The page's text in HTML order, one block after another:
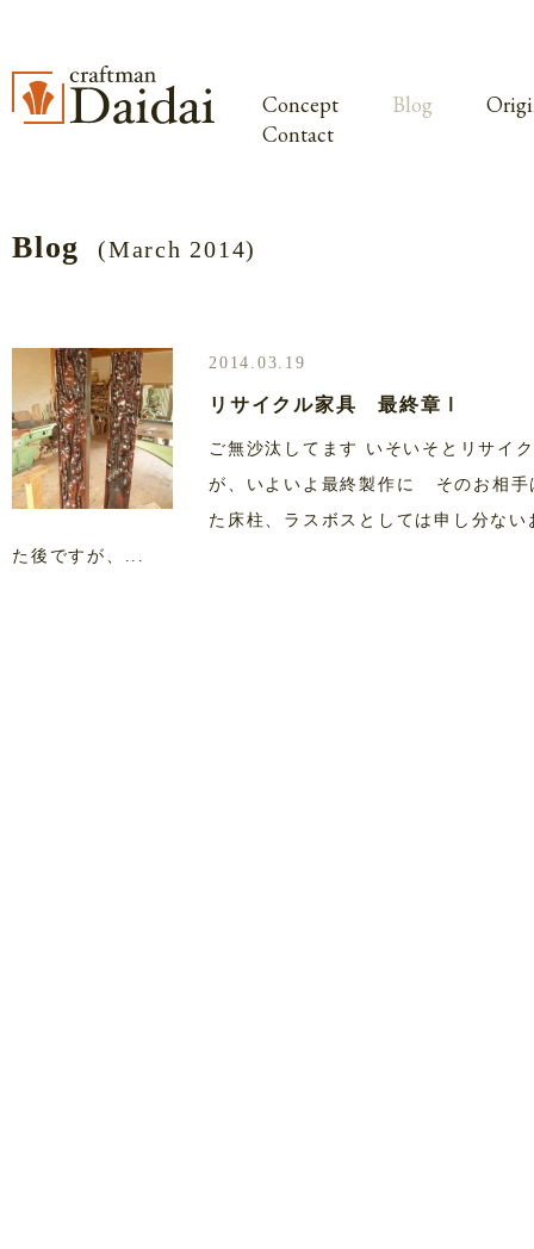
Concept Blog
Contact
Blog (March 2014)
2014.03.19
リサイクル家具 最終章Ⅰ
ご無沙汰してます いそいそとリサイ
が、いよいよ最終製作に そのお
た床柱、ラスボスとしては申し分な
た後ですが、...